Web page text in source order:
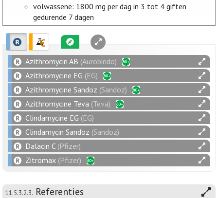
volwassene: 1800 mg per dag in 3 tot 4 giften
gedurende 7 dagen
Azithromycin AB (Aurobindo)
Azithromycine EG (EG)
Azithromycine Sandoz (Sandoz)
Azithromycine Teva (Teva)
Clindamycine EG (EG)
Clindamycin Sandoz (Sandoz)
Dalacin C (Pfizer)
Zitromax (Pfizer)
11.5.3.2.3. Referenties